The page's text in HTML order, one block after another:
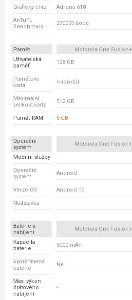
Grafický chip Adreno 618
AnTuTu
Benchmark
270000 bodů
Paměť Motorola One Fusion+
Uživatelská
paměť
128 GB
Paměťová
karta
microSD
Maximální
velikost karty
512 GB
Paměť RAM 6 GB
Operační
systém
Motorola One Fusion+
Mobilní služby -
Operační
systém
Android
Verze OS Android 10
Nadstavba -
Baterie a
nabíjení
Motorola One Fusion+
Kapacita
baterie
5000 mAh
Vyměnitelná
baterie
Ne
Max. výkon
drátového
nabíjení
-